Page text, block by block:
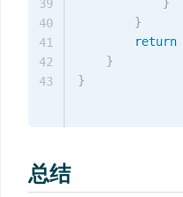
}
}
return
}
}
39
40
41
42
43
总结